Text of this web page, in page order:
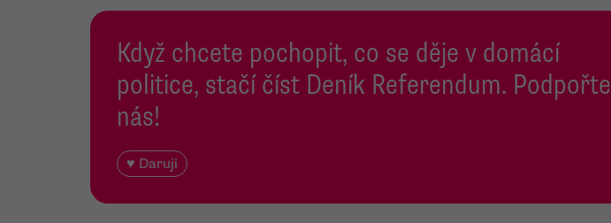
Když chcete pochopit, co se děje v domácí
politice, stačí číst Deník Referendum. Podpořte
nás!
♥ Daruji